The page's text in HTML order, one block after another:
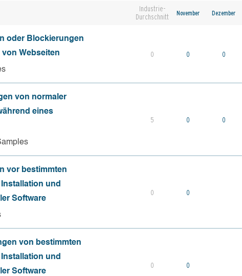
Industrie-
Durchschnitt
November Dezember
oder Blockierungen
Webseiten
0 0 0
von normaler
eines
5 0 0
vor bestimmten
und
Software
0 0
von bestimmten
und
Software
0 0